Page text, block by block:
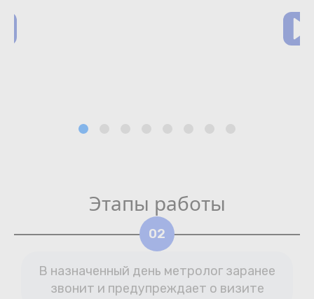
Этапы работы
03
Метролог выполняет работы по
поверке Вашего счетчика